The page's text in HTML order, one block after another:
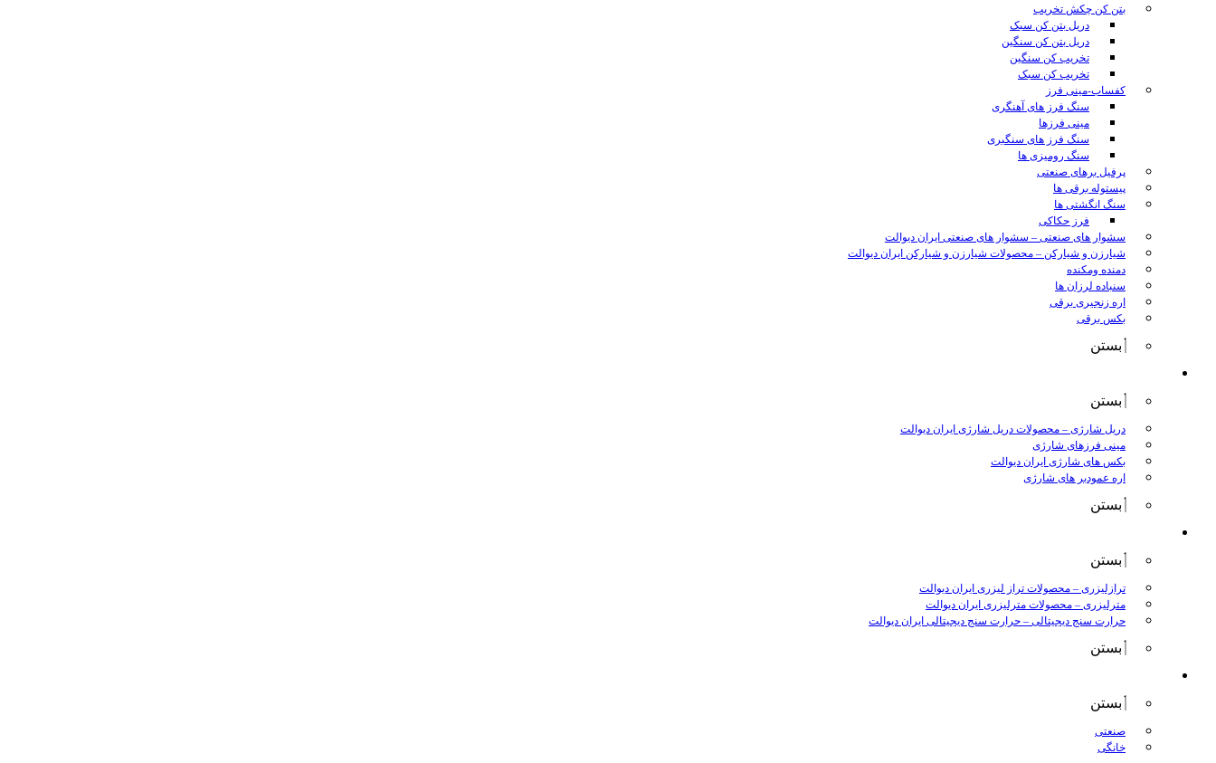
بتن کن چکش تخریب
دریل بتن کن سبک
دریل بتن کن سنگین
تخریب کن سنگین
تخریب کن سبک
کفساب-مینی فرز
سنگ فرز های آهنگری
مینی فرزها
سنگ فرز های سنگبری
سنگ رومیزی ها
پرفیل برهای صنعتی
پیستوله برقی ها
سنگ انگشتی ها
فرز حکاکی
سشوار های صنعتی – سشوار های صنعتی ایران دیوالت
شیارزن و شیارکن – محصولات شیارزن و شیارکن ایران دیوالت
دمنده ومکنده
سنباده لرزان ها
اره زنجیری برقی
بکس برقی
بستن
بستن
دریل شارژی – محصولات دریل شارژی ایران دیوالت
مینی فرزهای شارژی
بکس های شارژی ایران دیوالت
اره عمودبر های شارژی
بستن
بستن
ترازلیزری – محصولات تراز لیزری ایران دیوالت
مترلیزری – محصولات مترلیزری ایران دیوالت
حرارت سنج دیجیتالی – حرارت سنج دیجیتالی ایران دیوالت
بستن
بستن
صنعتی
خانگی